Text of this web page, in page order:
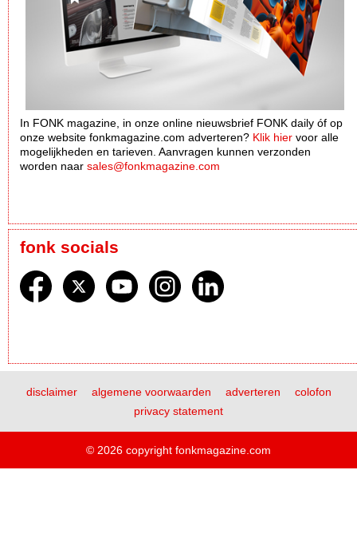
In FONK magazine, in onze online nieuwsbrief FONK daily óf op
onze website fonkmagazine.com adverteren? Klik hier voor alle
mogelijkheden en tarieven. Aanvragen kunnen verzonden
worden naar sales@fonkmagazine.com
fonk socials
disclaimer algemene voorwaarden adverteren
colofon
privacy statement
© 2026 copyright fonkmagazine.com